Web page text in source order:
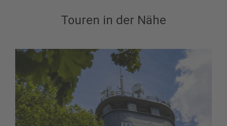
Touren in der Nähe